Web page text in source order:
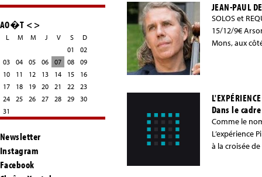
AO�T <>
L M M J V S
D
01
02
03
04 05 06 07 08
09
10
11 12 13 14 15
16
17
18 19 20 21 22
23
24
25 26 27 28 29
30
31
Newsletter
Instagram
Facebook
JEAN-PAUL
SOLOS et
15/12/9€
Mons, aux
Dans le
Comme le
L’expérience
à la croisée